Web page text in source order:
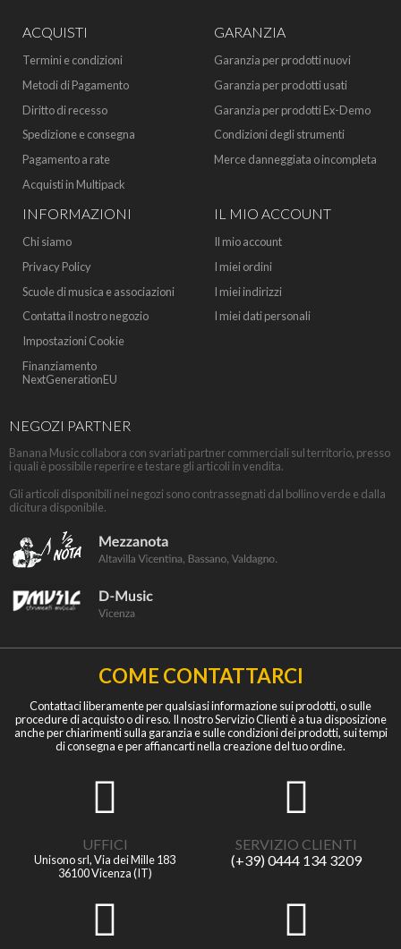
ACQUISTI
Termini e condizioni
Metodi di Pagamento
Diritto di recesso
Spedizione e consegna
Pagamento a rate
Acquisti in Multipack
GARANZIA
Garanzia per prodotti nuovi
Garanzia per prodotti usati
Garanzia per prodotti Ex-Demo
Condizioni degli strumenti
Merce danneggiata o incompleta
INFORMAZIONI
Chi siamo
Privacy Policy
Scuole di musica e associazioni
Contatta il nostro negozio
Impostazioni Cookie
Finanziamento
NextGenerationEU
IL MIO ACCOUNT
Il mio account
I miei ordini
I miei indirizzi
I miei dati personali
NEGOZI PARTNER
Banana Music collabora con svariati partner commerciali sul territorio, presso
i quali è possibile reperire e testare gli articoli in vendita.
Gli articoli disponibili nei negozi sono contrassegnati dal bollino verde e dalla
dicitura disponibile.
COME CONTATTARCI
Contattaci liberamente per qualsiasi informazione sui prodotti, o sulle
procedure di acquisto o di reso. Il nostro Servizio Clienti è a tua disposizione
anche per chiarimenti sulla garanzia e sulle condizioni dei prodotti, sui tempi
di consegna e per affiancarti nella creazione del tuo ordine.
UFFICI
Unisono srl, Via dei Mille 183
36100 Vicenza (IT)
SERVIZIO CLIENTI
(+39) 0444 134 3209